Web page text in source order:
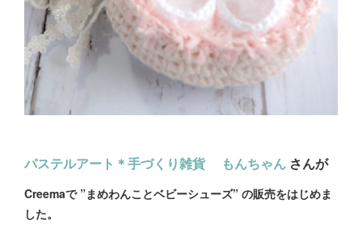
パステルアート＊手づくり雑貨 もんちゃん さんが
Creemaで ”まめわんことベビーシューズ” の販売をはじめま
した。